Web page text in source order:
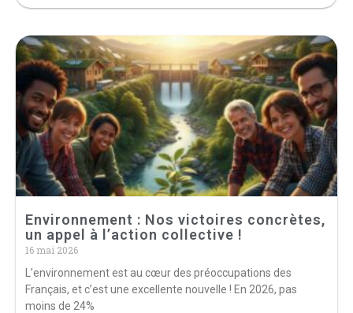
Environnement : Nos victoires concrètes,
un appel à l’action collective !
16 mai 2026
L’environnement est au cœur des préoccupations des
Français, et c’est une excellente nouvelle ! En 2026, pas
moins de 24%